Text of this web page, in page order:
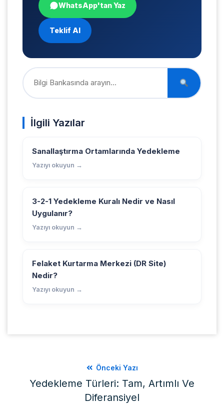
WhatsApp'tan Yaz
Teklif Al
İlgili Yazılar
Sanallaştırma Ortamlarında Yedekleme
Yazıyı okuyun →
3-2-1 Yedekleme Kuralı Nedir ve Nasıl
Uygulanır?
Yazıyı okuyun →
Felaket Kurtarma Merkezi (DR Site)
Nedir?
Yazıyı okuyun →
Önceki Yazı
Yedekleme Türleri: Tam, Artımlı Ve
Diferansiyel